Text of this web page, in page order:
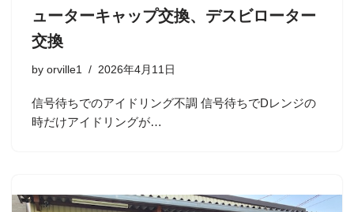
ューターキャップ交換、デスビローター
交換
by orville1 2026年4月11日
信号待ちでのアイドリング不調 信号待ちでDレンジの
時だけアイドリングが…